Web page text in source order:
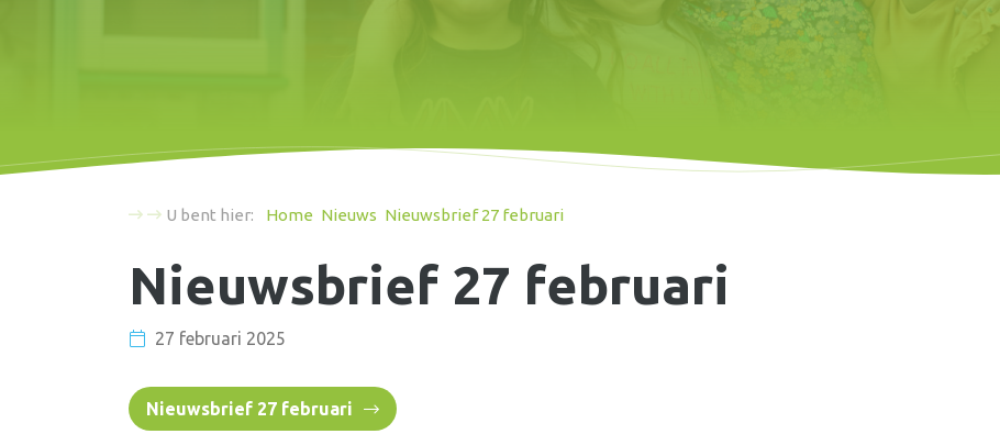
U bent hier: Home Nieuws Nieuwsbrief 27 februari
Nieuwsbrief 27 februari
27 februari 2025
Nieuwsbrief 27 februari